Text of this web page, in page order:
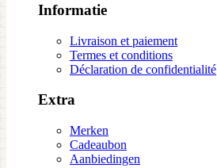
Informatie
Livraison et paiement
Termes et conditions
Déclaration de confidentialité
Extra
Merken
Cadeaubon
Aanbiedingen